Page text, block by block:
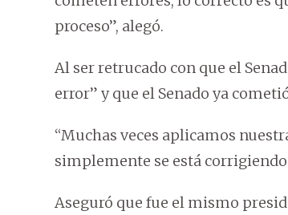
proceso”, alegó.
Al ser retrucado con que el
error” y que el Senado ya
“Muchas veces aplicamos
simplemente se está
Aseguró que fue el mismo